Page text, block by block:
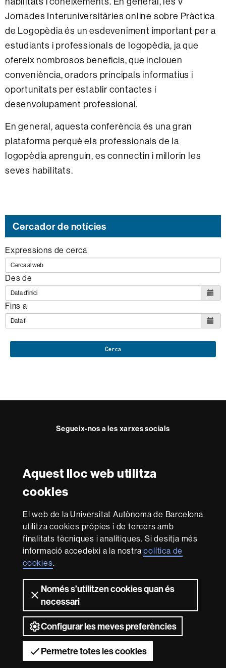
Aquest lloc web utilitza
cookies
El web de la Universitat Autònoma de Barcelona
utilitza cookies pròpies i de tercers amb
finalitats tècniques i analítiques. Si desitja més
informació accedeixi a la nostrapolítica de
cookies.
Només s’utilitzen cookies quan és
necessari
Configurar les meves preferències
Permetre totes les cookies
Jornades Interuniversitàries online sobre Pràctica
de Logopèdia és un esdeveniment important per a
estudiants i professionals de logopèdia, ja que
ofereix nombrosos beneficis, que inclouen
conveniència, oradors principals informatius i
oportunitats per establir contactes i
desenvolupament professional.
En general, aquesta conferència és una gran
plataforma perquè els professionals de la
logopèdia aprenguin, es connectin i millorin les
seves habilitats.
Cercador de notícies
Expressions de cerca
Des de
Fins a
Cerca
Segueix-nos a les xarxes socials
Reconeixement internacional de l'excel·lència
in
Research
-
Euraxess
Amb el finançament de
Sobre
aquest
web
Avís legal
web Accessibilitat web Mapa del web UAB
2026 Universitat Autònoma de Barcelona